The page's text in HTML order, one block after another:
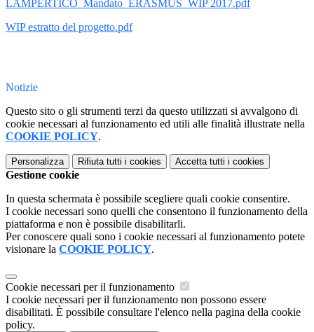
LAMPERTICO_Mandato_ERASMUS_WIP 2017.pdf
WIP estratto del progetto.pdf
Notizie
Questo sito o gli strumenti terzi da questo utilizzati si avvalgono di
cookie necessari al funzionamento ed utili alle finalità illustrate nella
COOKIE POLICY.
Personalizza Rifiuta tutti i cookies Accetta tutti i cookies
Gestione cookie
In questa schermata è possibile scegliere quali cookie consentire.
I cookie necessari sono quelli che consentono il funzionamento della
piattaforma e non è possibile disabilitarli.
Per conoscere quali sono i cookie necessari al funzionamento potete
visionare la COOKIE POLICY.
Cookie necessari per il funzionamento
I cookie necessari per il funzionamento non possono essere
disabilitati. È possibile consultare l'elenco nella pagina della cookie
policy.